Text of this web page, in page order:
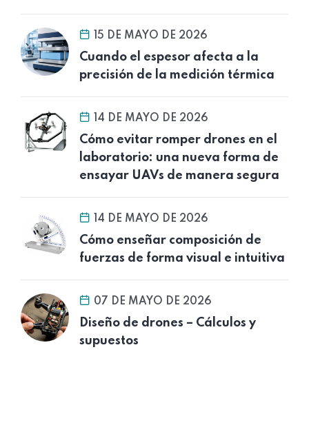
15 DE MAYO DE 2026
Cuando el espesor afecta a la
precisión de la medición térmica
14 DE MAYO DE 2026
Cómo evitar romper drones en el
laboratorio: una nueva forma de
ensayar UAVs de manera segura
14 DE MAYO DE 2026
Cómo enseñar composición de
fuerzas de forma visual e intuitiva
07 DE MAYO DE 2026
Diseño de drones – Cálculos y
supuestos